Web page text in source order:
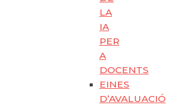
LA
IA
PER
A
DOCENTS
EINES
D’AVALUACIÓ